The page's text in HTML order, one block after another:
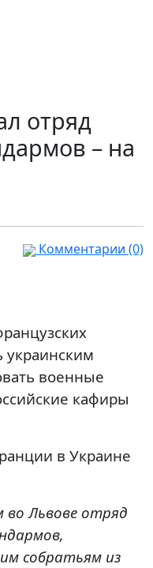
отряд
– на
Комментарии (0)
военные
кафиры
в Украине
во Львове отряд
собратьям из